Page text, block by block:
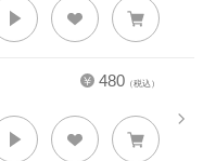
480 （税込）